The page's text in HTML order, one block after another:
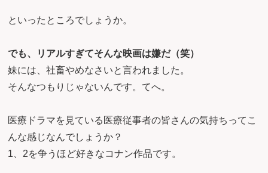
といったところでしょうか。
でも、リアルすぎてそんな映画は嫌だ（笑）
妹には、社畜やめなさいと言われました。
そんなつもりじゃないんです。てへ。
医療ドラマを見ている医療従事者の皆さんの気持ちってこ
んな感じなんでしょうか？
1、2を争うほど好きなコナン作品です。